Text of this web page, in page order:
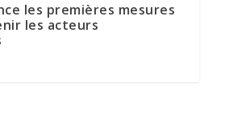
les premières mesures
les acteurs